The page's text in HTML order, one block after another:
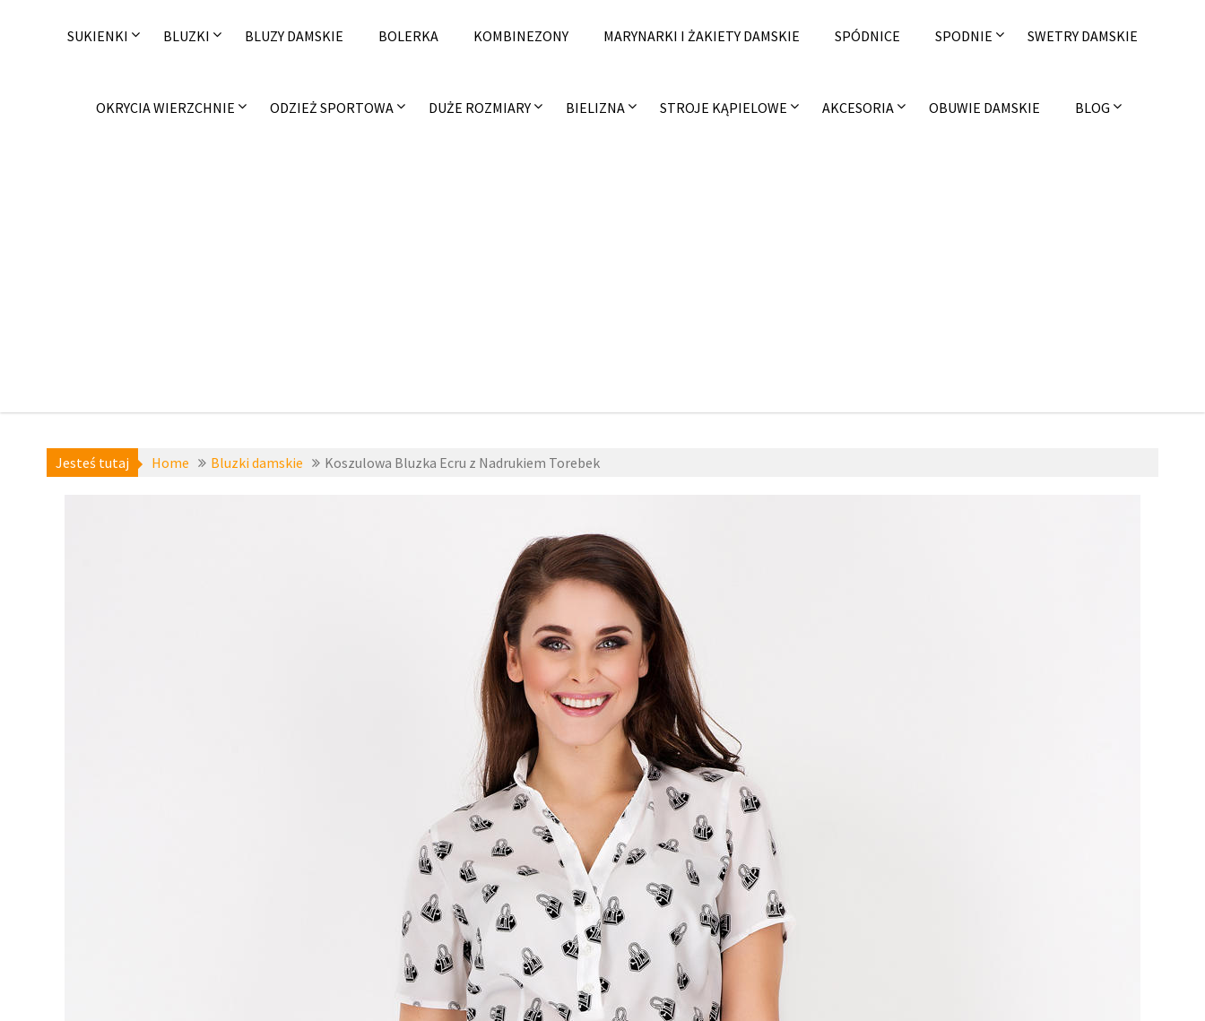
SUKIENKI BLUZKI BLUZY DAMSKIE BOLERKA KOMBINEZONY MARYNARKI I ŻAKIETY DAMSKIE SPÓDNICE SPODNIE SWETRY DAMSKIE
OKRYCIA WIERZCHNIE ODZIEŻ SPORTOWA DUŻE ROZMIARY BIELIZNA STROJE KĄPIELOWE AKCESORIA OBUWIE DAMSKIE BLOG
Jesteś tutaj Home Bluzki damskie Koszulowa Bluzka Ecru z Nadrukiem Torebek